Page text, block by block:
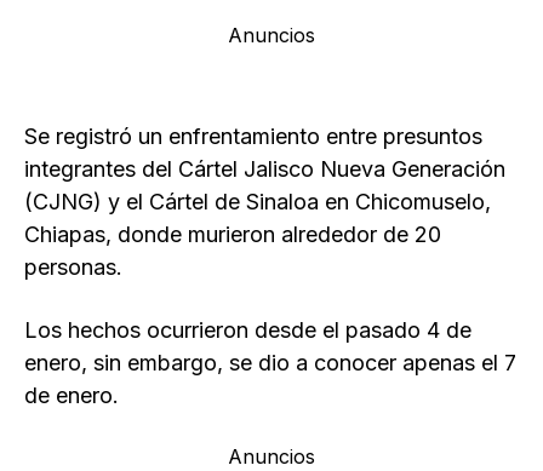
Anuncios
Se registró un enfrentamiento entre presuntos
integrantes del Cártel Jalisco Nueva Generación
(CJNG) y el Cártel de Sinaloa en Chicomuselo,
Chiapas, donde murieron alrededor de 20
personas.
Los hechos ocurrieron desde el pasado 4 de
enero, sin embargo, se dio a conocer apenas el 7
de enero.
Anuncios